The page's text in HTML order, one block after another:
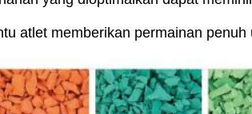
atlet memberikan permainan